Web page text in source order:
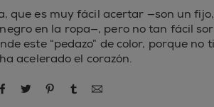
que es muy fácil acertar —son un
en la ropa—, pero no tan fácil
este “pedazo” de color, porque no
acelerado el corazón.
compartir por Facebook
compartir por Twitter
compartir por Pinterest
compartir por Tumblr
compartir por